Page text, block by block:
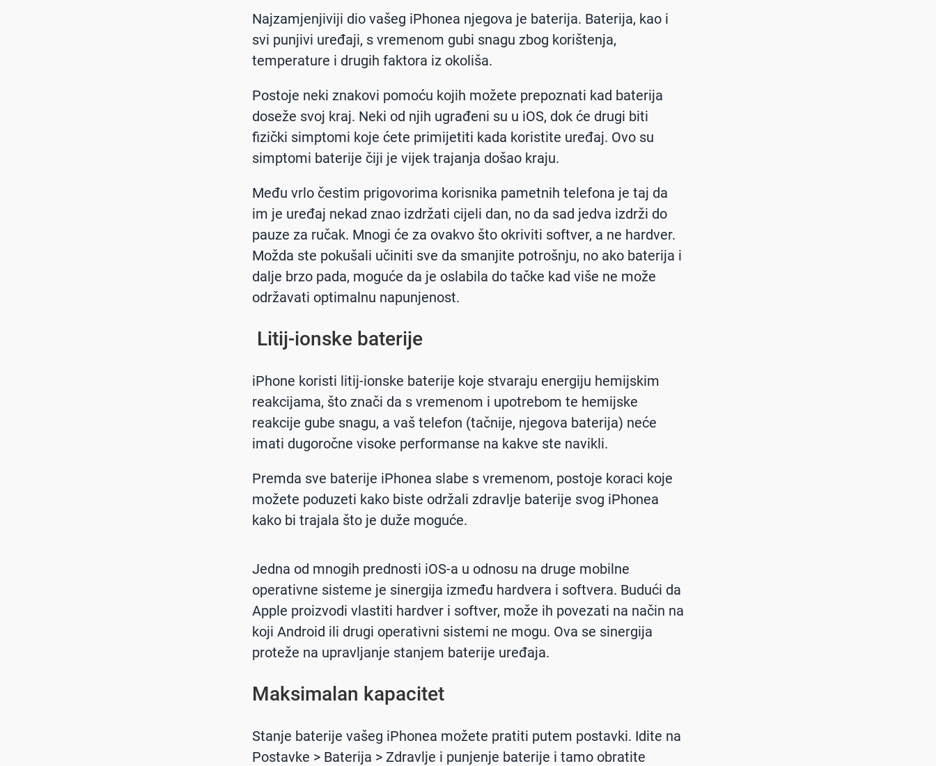
Najzamjenjiviji dio vašeg iPhonea njegova je baterija. Baterija, kao i
svi punjivi uređaji, s vremenom gubi snagu zbog korištenja,
temperature i drugih faktora iz okoliša.
Postoje neki znakovi pomoću kojih možete prepoznati kad baterija
doseže svoj kraj. Neki od njih ugrađeni su u iOS, dok će drugi biti
fizički simptomi koje ćete primijetiti kada koristite uređaj. Ovo su
simptomi baterije čiji je vijek trajanja došao kraju.
Među vrlo čestim prigovorima korisnika pametnih telefona je taj da
im je uređaj nekad znao izdržati cijeli dan, no da sad jedva izdrži do
pauze za ručak. Mnogi će za ovakvo što okriviti softver, a ne hardver.
Možda ste pokušali učiniti sve da smanjite potrošnju, no ako baterija i
dalje brzo pada, moguće da je oslabila do tačke kad više ne može
održavati optimalnu napunjenost.
Litij-ionske baterije
iPhone koristi litij-ionske baterije koje stvaraju energiju hemijskim
reakcijama, što znači da s vremenom i upotrebom te hemijske
reakcije gube snagu, a vaš telefon (tačnije, njegova baterija) neće
imati dugoročne visoke performanse na kakve ste navikli.
Premda sve baterije iPhonea slabe s vremenom, postoje koraci koje
možete poduzeti kako biste održali zdravlje baterije svog iPhonea
kako bi trajala što je duže moguće.
Jedna od mnogih prednosti iOS-a u odnosu na druge mobilne
operativne sisteme je sinergija između hardvera i softvera. Budući da
Apple proizvodi vlastiti hardver i softver, može ih povezati na način na
koji Android ili drugi operativni sistemi ne mogu. Ova se sinergija
proteže na upravljanje stanjem baterije uređaja.
Maksimalan kapacitet
Stanje baterije vašeg iPhonea možete pratiti putem postavki. Idite na
Postavke > Baterija > Zdravlje i punjenje baterije i tamo obratite